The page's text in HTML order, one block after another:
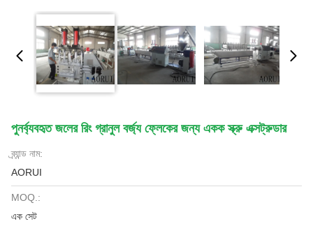
পুনর্ব্যবহৃত জলের রিং গ্রানুল বর্জ্য ফ্লেকের জন্য একক স্ক্রু এক্সট্রুডার
ব্র্যান্ড নাম:
AORUI
MOQ.:
এক সেট